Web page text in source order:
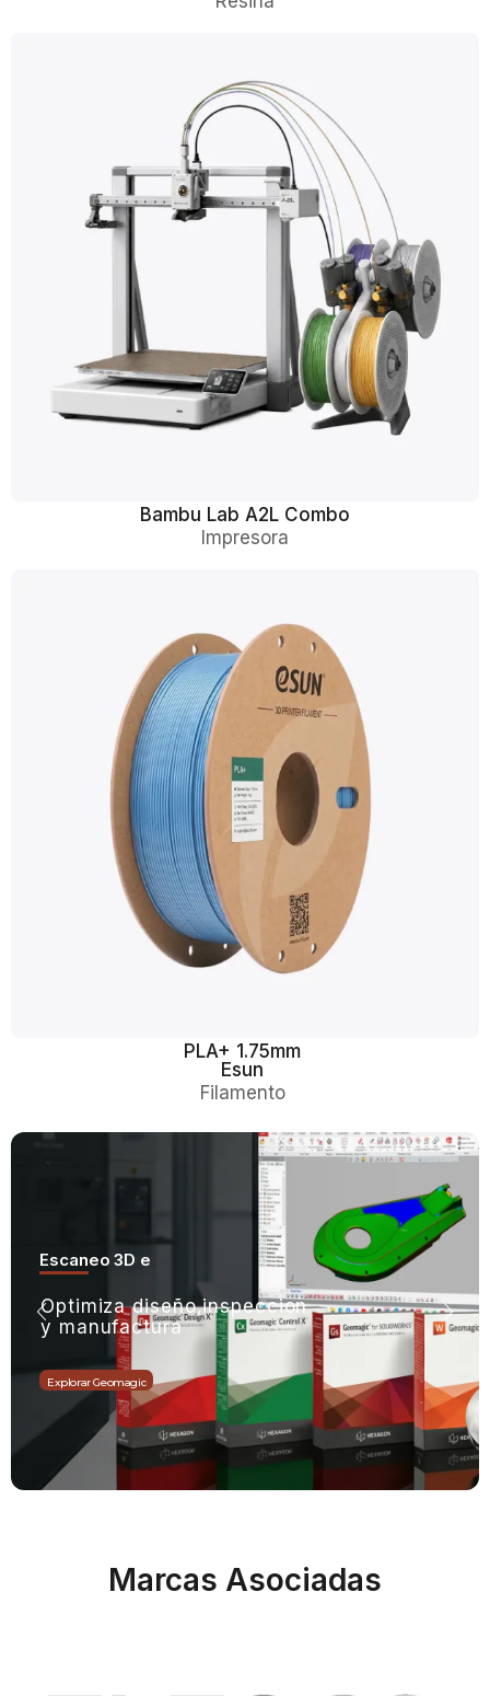
Bambu Lab A2L Combo
Impresora
PLA+ 1.75mm
Esun
Filamento
Escaneo 3D e
Optimiza diseño,inspeccion
y manufactura
Explorar Geomagic
Marcas Asociadas